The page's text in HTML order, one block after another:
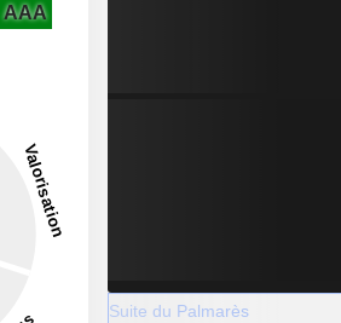
AAA
Suite du Palmarès